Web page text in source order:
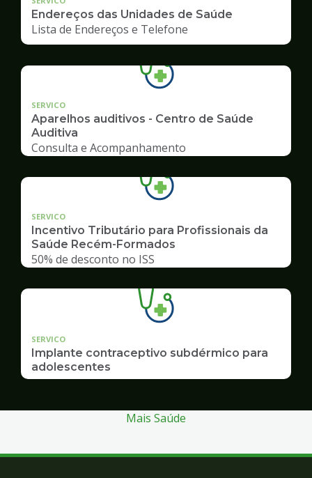
Endereços das Unidades de Saúde
Lista de Endereços e Telefone
SERVICO
Aparelhos auditivos - Centro de Saúde
Auditiva
Consulta e Acompanhamento
SERVICO
Incentivo Tributário para Profissionais da
Saúde Recém-Formados
50% de desconto no ISS
SERVICO
Implante contraceptivo subdérmico para
adolescentes
Mais Saúde